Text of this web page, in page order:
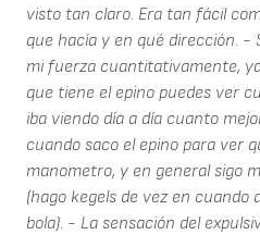
visto tan claro. Era tan fácil
que hacía y en qué dirección. -
mi fuerza cuantitativamente,
que tiene el epino puedes ver
iba viendo día a día cuanto
cuando saco el epino para ver
manometro, y en general sigo
(hago kegels de vez en
bola). - La sensación del